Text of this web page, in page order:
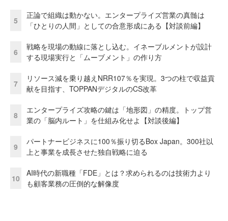
5
正論で組織は動かない。エンタープライズ営業の真髄は
「ひとりの人間」としての合意形成にある【対談前編】
6
戦略を現場の動線に落とし込む。イネーブルメントが設計
する現場実行と「ムーブメント」の作り方
7
リソース減を乗り越えNRR107％を実現。3つの柱で収益貢
献を目指す、TOPPANデジタルのCS改革
8
エンタープライズ攻略の鍵は「地形図」の精度。トップ営
業の「脳内ルート」を仕組み化せよ【対談後編】
9
パートナービジネスに100％振り切るBox Japan。300社以
上と事業を成長させた独自戦略に迫る
10
AI時代の新職種「FDE」とは？求められるのは技術力より
も顧客業務の圧倒的な解像度